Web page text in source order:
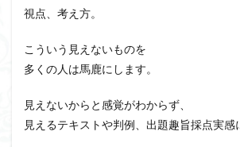
視点、考え方。
こういう見えないものを
多くの人は馬鹿にします。
見えないからと感覚がわからず、
見えるテキストや判例、出題趣旨採点実感